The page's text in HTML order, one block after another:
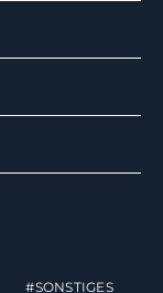
SONSTIGES